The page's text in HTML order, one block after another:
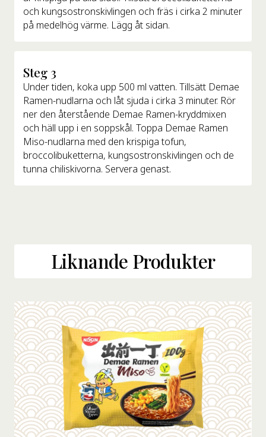
och kungsostronskivlingen och fräs i cirka 2 minuter
på medelhög värme. Lägg åt sidan.
Steg 3
Under tiden, koka upp 500 ml vatten. Tillsätt Demae
Ramen-nudlarna och låt sjuda i cirka 3 minuter. Rör
ner den återstående Demae Ramen-kryddmixen
och häll upp i en soppskål. Toppa Demae Ramen
Miso-nudlarna med den krispiga tofun,
broccolibuketterna, kungsostronskivlingen och de
tunna chiliskivorna. Servera genast.
Liknande Produkter